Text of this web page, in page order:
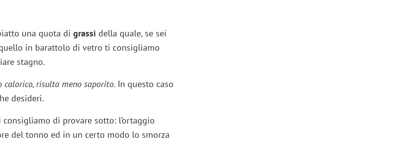
una quota di grassi della quale, se sei
in barattolo di vetro ti consigliamo
stagno.
calorico, risulta meno saporito. In questo caso
desideri.
di provare sotto: l’ortaggio
del tonno ed in un certo modo lo smorza